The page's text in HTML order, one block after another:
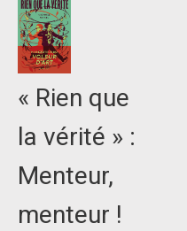
« Rien que
la vérité » :
Menteur,
menteur !